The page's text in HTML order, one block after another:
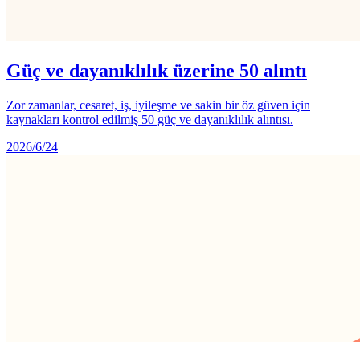
Güç ve dayanıklılık üzerine 50 alıntı
Zor zamanlar, cesaret, iş, iyileşme ve sakin bir öz güven için
kaynakları kontrol edilmiş 50 güç ve dayanıklılık alıntısı.
2026/6/24